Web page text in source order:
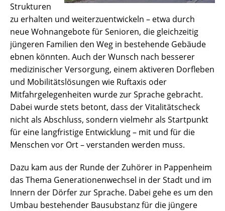
Strukturen
zu erhalten und weiterzuentwickeln – etwa durch
neue Wohnangebote für Senioren, die gleichzeitig
jüngeren Familien den Weg in bestehende Gebäude
ebnen könnten. Auch der Wunsch nach besserer
medizinischer Versorgung, einem aktiveren Dorfleben
und Mobilitätslösungen wie Ruftaxis oder
Mitfahrgelegenheiten wurde zur Sprache gebracht.
Dabei wurde stets betont, dass der Vitalitätscheck
nicht als Abschluss, sondern vielmehr als Startpunkt
für eine langfristige Entwicklung – mit und für die
Menschen vor Ort – verstanden werden muss.
Dazu kam aus der Runde der Zuhörer in Pappenheim
das Thema Generationenwechsel in der Stadt und im
Innern der Dörfer zur Sprache. Dabei gehe es um den
Umbau bestehender Bausubstanz für die jüngere